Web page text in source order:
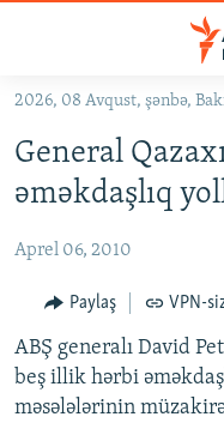
Əsas
qayıt
Əsas
qayıt
KORRUPSIOMETR
#ƏSLINDƏ
FƏRQƏ BAX
QANUNI DOĞRU
ARAŞDIRMA
2026, 08 Avqust, şənbə,
General
əməkdaşlıq
Aprel 06, 2010
Paylaş VPN-
ABŞ generalı David
beş illik hərbi
məsələlərinin